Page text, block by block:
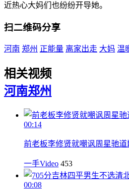
近热心大妈们也纷纷开导她。
扫二维码分享
河南 郑州 正能量 离家出走 大妈 温
相关视频
河南郑州
00:14
前老板李修贤就嘲讽周星驰道
一手Video 453
00:08